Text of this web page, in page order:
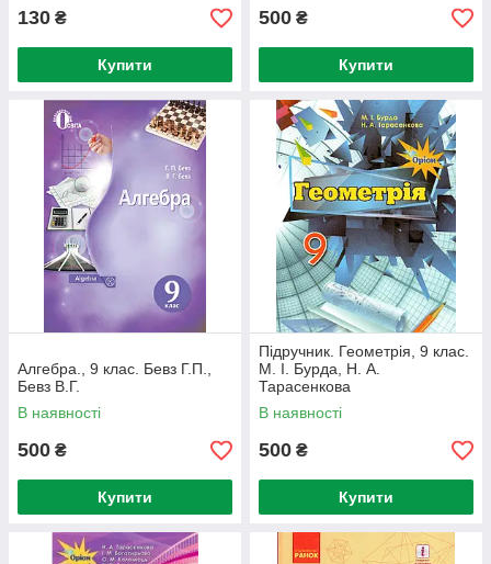
130 ₴
Купити
500 ₴
Купити
Алгебра., 9 клас. Бевз Г.П.,
Бевз В.Г.
В наявності
500 ₴
Купити
Підручник. Геометрія, 9 клас.
М. І. Бурда, Н. А.
Тарасенкова
В наявності
500 ₴
Купити